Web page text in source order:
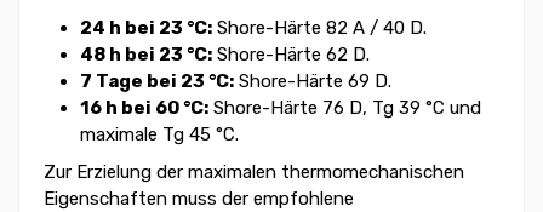
24 h bei 23 °C: Shore-Härte 82 A / 40 D.
48 h bei 23 °C: Shore-Härte 62 D.
7 Tage bei 23 °C: Shore-Härte 69 D.
16 h bei 60 °C: Shore-Härte 76 D, Tg 39 °C und
maximale Tg 45 °C.
Zur Erzielung der maximalen thermomechanischen
Eigenschaften muss der empfohlene